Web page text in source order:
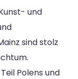
und
sind stolz
Polens und